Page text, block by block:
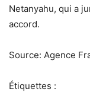
Netanyahu, qui a
accord.
Source: Agence
Étiquettes :